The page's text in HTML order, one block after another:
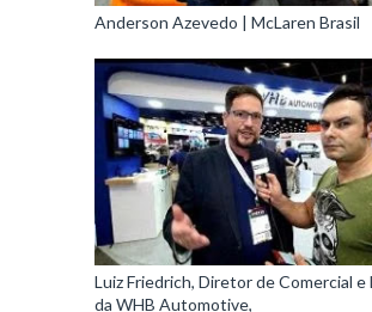
Anderson Azevedo | McLaren Brasil
Luiz Friedrich, Diretor de Comercial e
da WHB Automotive,